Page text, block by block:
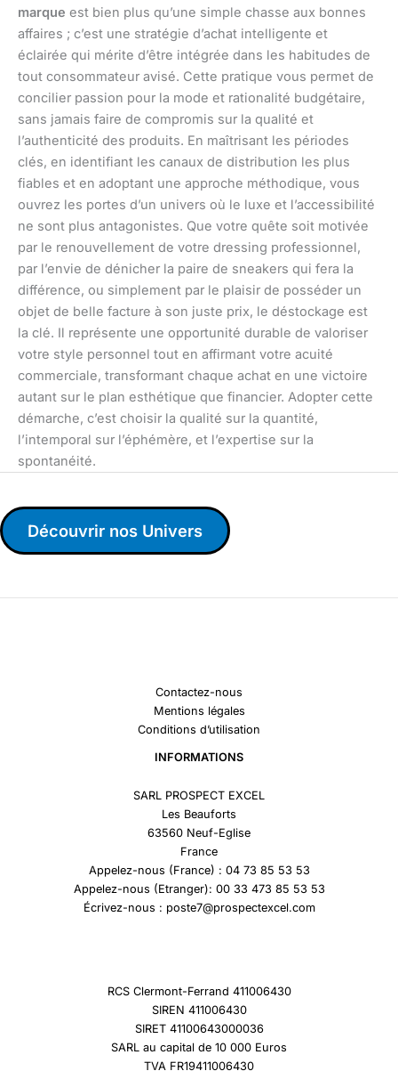
marque est bien plus qu’une simple chasse aux bonnes
affaires ; c’est une stratégie d’achat intelligente et
éclairée qui mérite d’être intégrée dans les habitudes de
tout consommateur avisé. Cette pratique vous permet de
concilier passion pour la mode et rationalité budgétaire,
sans jamais faire de compromis sur la qualité et
l’authenticité des produits. En maîtrisant les périodes
clés, en identifiant les canaux de distribution les plus
fiables et en adoptant une approche méthodique, vous
ouvrez les portes d’un univers où le luxe et l’accessibilité
ne sont plus antagonistes. Que votre quête soit motivée
par le renouvellement de votre dressing professionnel,
par l’envie de dénicher la paire de sneakers qui fera la
différence, ou simplement par le plaisir de posséder un
objet de belle facture à son juste prix, le déstockage est
la clé. Il représente une opportunité durable de valoriser
votre style personnel tout en affirmant votre acuité
commerciale, transformant chaque achat en une victoire
autant sur le plan esthétique que financier. Adopter cette
démarche, c’est choisir la qualité sur la quantité,
l’intemporal sur l’éphémère, et l’expertise sur la
spontanéité.
Découvrir nos Univers
Contactez-nous
Mentions légales
Conditions d’utilisation
INFORMATIONS
SARL PROSPECT EXCEL
Les Beauforts
63560 Neuf-Eglise
France
Appelez-nous (France) : 04 73 85 53 53
Appelez-nous (Etranger): 00 33 473 85 53 53
Écrivez-nous : poste7@prospectexcel.com
RCS Clermont-Ferrand 411006430
SIREN 411006430
SIRET 41100643000036
SARL au capital de 10 000 Euros
TVA FR19411006430